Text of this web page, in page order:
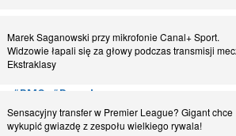
#RMC
#Barcelona
Piłkarz z numerem 47. Phil Foden i inne przypadki
Spadkowicze z Serie A. Komu powiemy ciao?
Marek Saganowski przy mikrofonie Canal+ Sport.
Widzowie łapali się za głowy podczas transmisji
Ekstraklasy
Sensacyjny transfer w Premier League? Gigant chce
wykupić gwiazdę z zespołu wielkiego rywala!